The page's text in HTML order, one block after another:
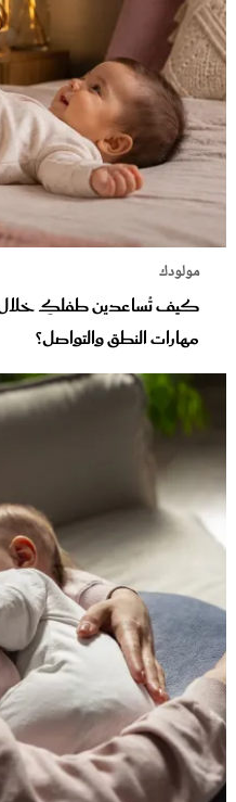
مولودك
كيف تُساعدين طفلكِ خلال
مهارات النطق والتواصل؟